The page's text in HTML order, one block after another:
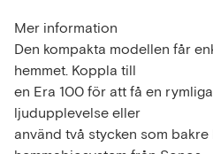
Mer information
Den kompakta modellen får
hemmet. Koppla till
en Era 100 för att få en
ljudupplevelse eller
använd två stycken som